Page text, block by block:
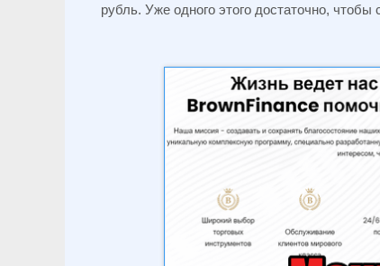
рубль. Уже одного этого достаточно,